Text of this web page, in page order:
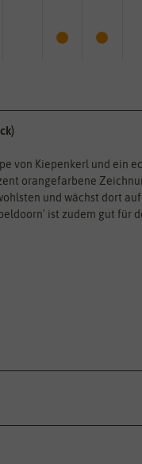
von Kiepenkerl und ein
orangefarbene
und wächst dort
ist zudem gut für